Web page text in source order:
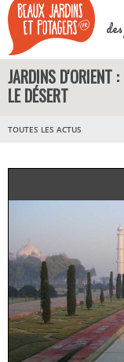
JARDINS D'ORIENT
LE DÉSERT
TOUTES LES ACTUS